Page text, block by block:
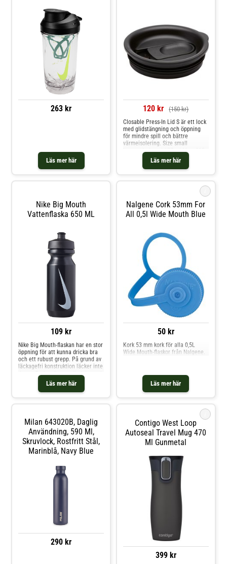
263 kr
Läs mer här
120 kr (150 kr)
Läs mer här
Closable Press-In Lid S är ett lock
med glidstängning och öppning
för mindre spill och bättre
värmeisolering. Size small
ml Wine Tumbler och 355 ml
Cooler Cup. Minskar risken för
spill. OBS! Är inte läcksäker.
Nike Big Mouth
Vattenflaska 650 ML
109 kr
Läs mer här
Nike Big Mouth-flaskan har en stor
öppning för att kunna dricka bra
och ett rubust grepp. På grund av
läckagefri konstruktion läcker inte
denna flaska efter användning och
det gör det ännu lättare att ta den
Nalgene Cork 53mm For
All 0,5l Wide Mouth Blue
50 kr
Läs mer här
Kork 53 mm kork för alla 0,5L
Wide Mouth-flaskor från Nalgene.
Milan 643020B, Daglig
Användning, 590 Ml,
Skruvlock, Rostfritt Stål,
Marinblå, Navy Blue
290 kr
Contigo West Loop
Autoseal Travel Mug 470
Ml Gunmetal
399 kr